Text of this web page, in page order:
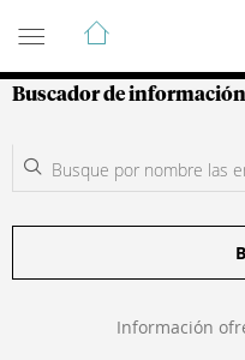
Guía de
Buscador de
Información